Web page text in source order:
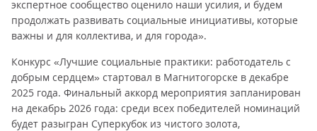
экспертное сообщество оценило наши усилия, и будем
продолжать развивать социальные инициативы, которые
важны и для коллектива, и для города».
Конкурс «Лучшие социальные практики: работодатель с
добрым сердцем» стартовал в Магнитогорске в декабре
2025 года. Финальный аккорд мероприятия запланирован
на декабрь 2026 года: среди всех победителей номинаций
будет разыгран Суперкубок из чистого золота,